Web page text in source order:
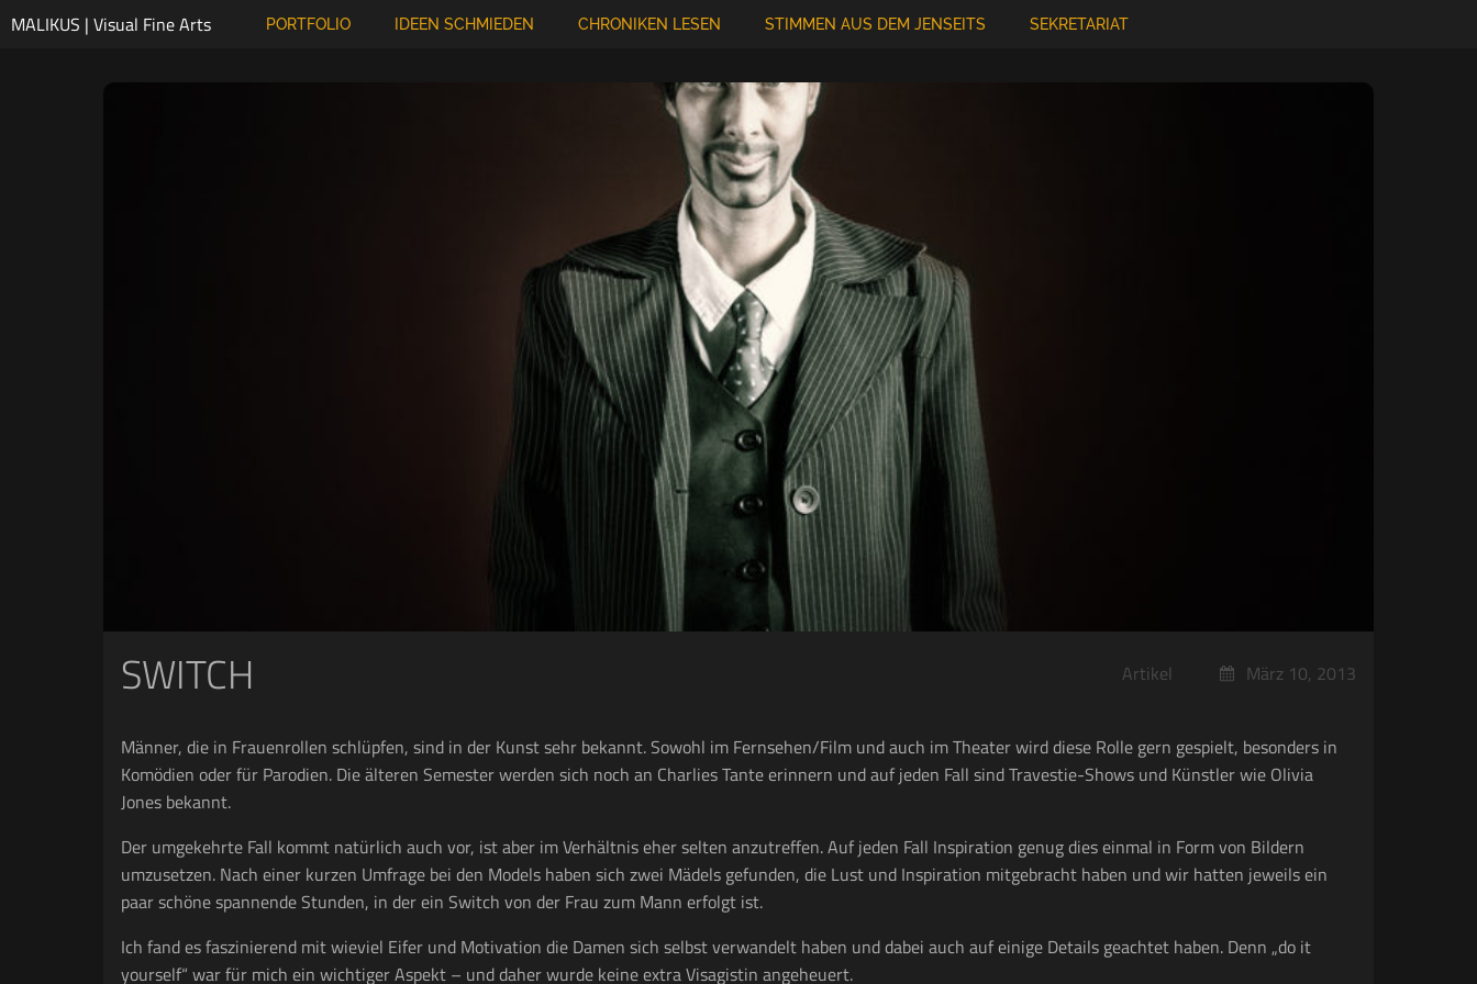
Zum
Inhalt
MALIKUS | Visual Fine Arts PORTFOLIO IDEEN SCHMIEDEN CHRONIKEN LESEN STIMMEN AUS DEM JENSEITS SEKRETARIAT
SWITCH Artikel März 10, 2013
Männer, die in Frauenrollen schlüpfen, sind in der Kunst sehr bekannt. Sowohl im Fernsehen/Film und auch im Theater wird diese Rolle gern gespielt, besonders in
Komödien oder für Parodien. Die älteren Semester werden sich noch an Charlies Tante erinnern und auf jeden Fall sind Travestie-Shows und Künstler wie Olivia
Jones bekannt.
Der umgekehrte Fall kommt natürlich auch vor, ist aber im Verhältnis eher selten anzutreffen. Auf jeden Fall Inspiration genug dies einmal in Form von Bildern
umzusetzen. Nach einer kurzen Umfrage bei den Models haben sich zwei Mädels gefunden, die Lust und Inspiration mitgebracht haben und wir hatten jeweils ein
paar schöne spannende Stunden, in der ein Switch von der Frau zum Mann erfolgt ist.
Ich fand es faszinierend mit wieviel Eifer und Motivation die Damen sich selbst verwandelt haben und dabei auch auf einige Details geachtet haben. Denn „do it
yourself“ war für mich ein wichtiger Aspekt – und daher wurde keine extra Visagistin angeheuert.